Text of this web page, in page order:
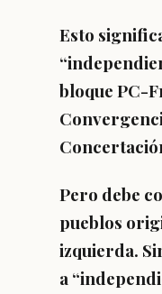
Esto
bloque PC-
Pero debe
pueblos
izquierda.
a